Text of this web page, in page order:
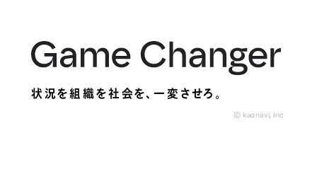
状況を組織を社会を、一変させろ。
© kaonavi, Inc